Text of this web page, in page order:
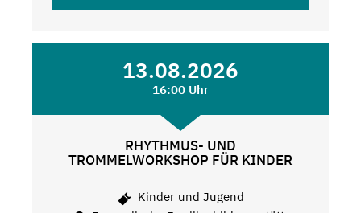
13.08.2026
16:00 Uhr
RHYTHMUS- UND
TROMMELWORKSHOP FÜR KINDER
Kinder und Jugend